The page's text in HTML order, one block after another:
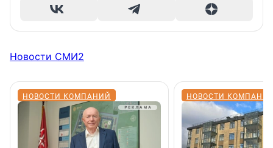
Новости СМИ2
НОВОСТИ КОМПАНИЙ НОВОСТИ